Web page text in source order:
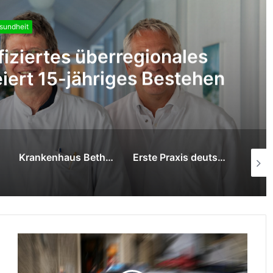
DRK Niederrhein bildet
GmbH in Erster Hilfe
Erste Praxis deutschlandweit: RapidArc Dynamic startet in Bad Berka Interdisziplinäre Spitzenmedizin im Krankenhaus Bethanien Moers bei seltenem Tumorfall